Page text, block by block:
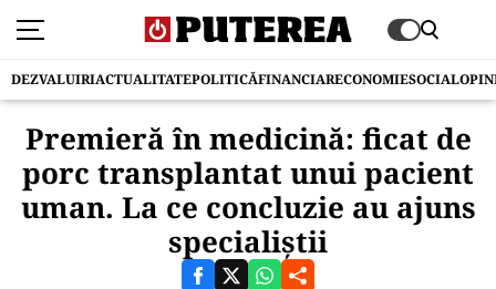
DEZVALUIRIACTUALITATEPOLITICĂFINANCIARECONOMIESOCIAL
Premieră în medicină: ficat de
porc transplantat unui pacient
uman. La ce concluzie au ajuns
specialiștii